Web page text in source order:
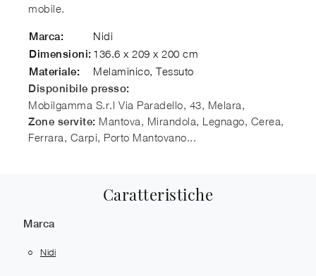
mobile.
Marca: Nidi
Dimensioni: 136.6 x 209 x 200 cm
Materiale: Melaminico, Tessuto
Disponibile presso:
Mobilgamma S.r.l Via Paradello, 43, Melara,
Zone servite: Mantova, Mirandola, Legnago, Cerea,
Ferrara, Carpi, Porto Mantovano...
Caratteristiche
Marca
Nidi